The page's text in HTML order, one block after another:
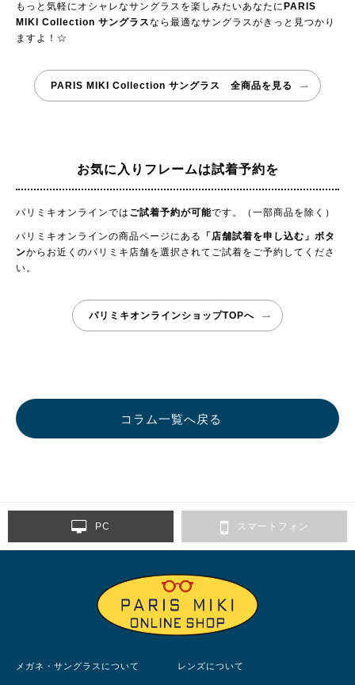
もっと気軽にオシャレなサングラスを楽しみたいあなたに PARIS
MIKI Collection サングラスなら最適なサングラスがきっと見つかり
ますよ！☆
PARIS MIKI Collection サングラス 全商品を見る
お気に入りフレームは試着予約を
パリミキオンラインでは ご試着予約が可能です。（一部商品を除く）
パリミキオンラインの商品ページにある
「店舗試着を申し込む」ボタ
ンからお近くのパリミキ店舗を選択されてご試着をご予約してくださ
い。
パリミキオンラインショップTOPへ
コラム一覧へ戻る
PC スマートフォン
メガネ・サングラスについて レンズについて